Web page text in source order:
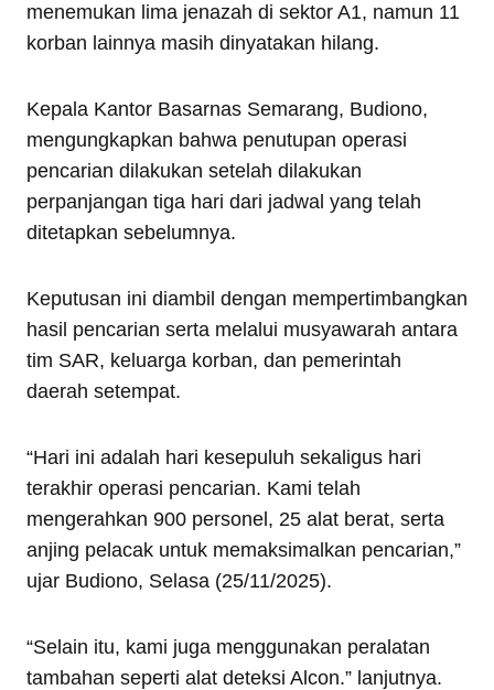
menemukan lima jenazah di sektor A1, namun 11
korban lainnya masih dinyatakan hilang.
Kepala Kantor Basarnas Semarang, Budiono,
mengungkapkan bahwa penutupan operasi
pencarian dilakukan setelah dilakukan
perpanjangan tiga hari dari jadwal yang telah
ditetapkan sebelumnya.
Keputusan ini diambil dengan mempertimbangkan
hasil pencarian serta melalui musyawarah antara
tim SAR, keluarga korban, dan pemerintah
daerah setempat.
“Hari ini adalah hari kesepuluh sekaligus hari
terakhir operasi pencarian. Kami telah
mengerahkan 900 personel, 25 alat berat, serta
anjing pelacak untuk memaksimalkan pencarian,”
ujar Budiono, Selasa (25/11/2025).
“Selain itu, kami juga menggunakan peralatan
tambahan seperti alat deteksi Alcon.” lanjutnya.